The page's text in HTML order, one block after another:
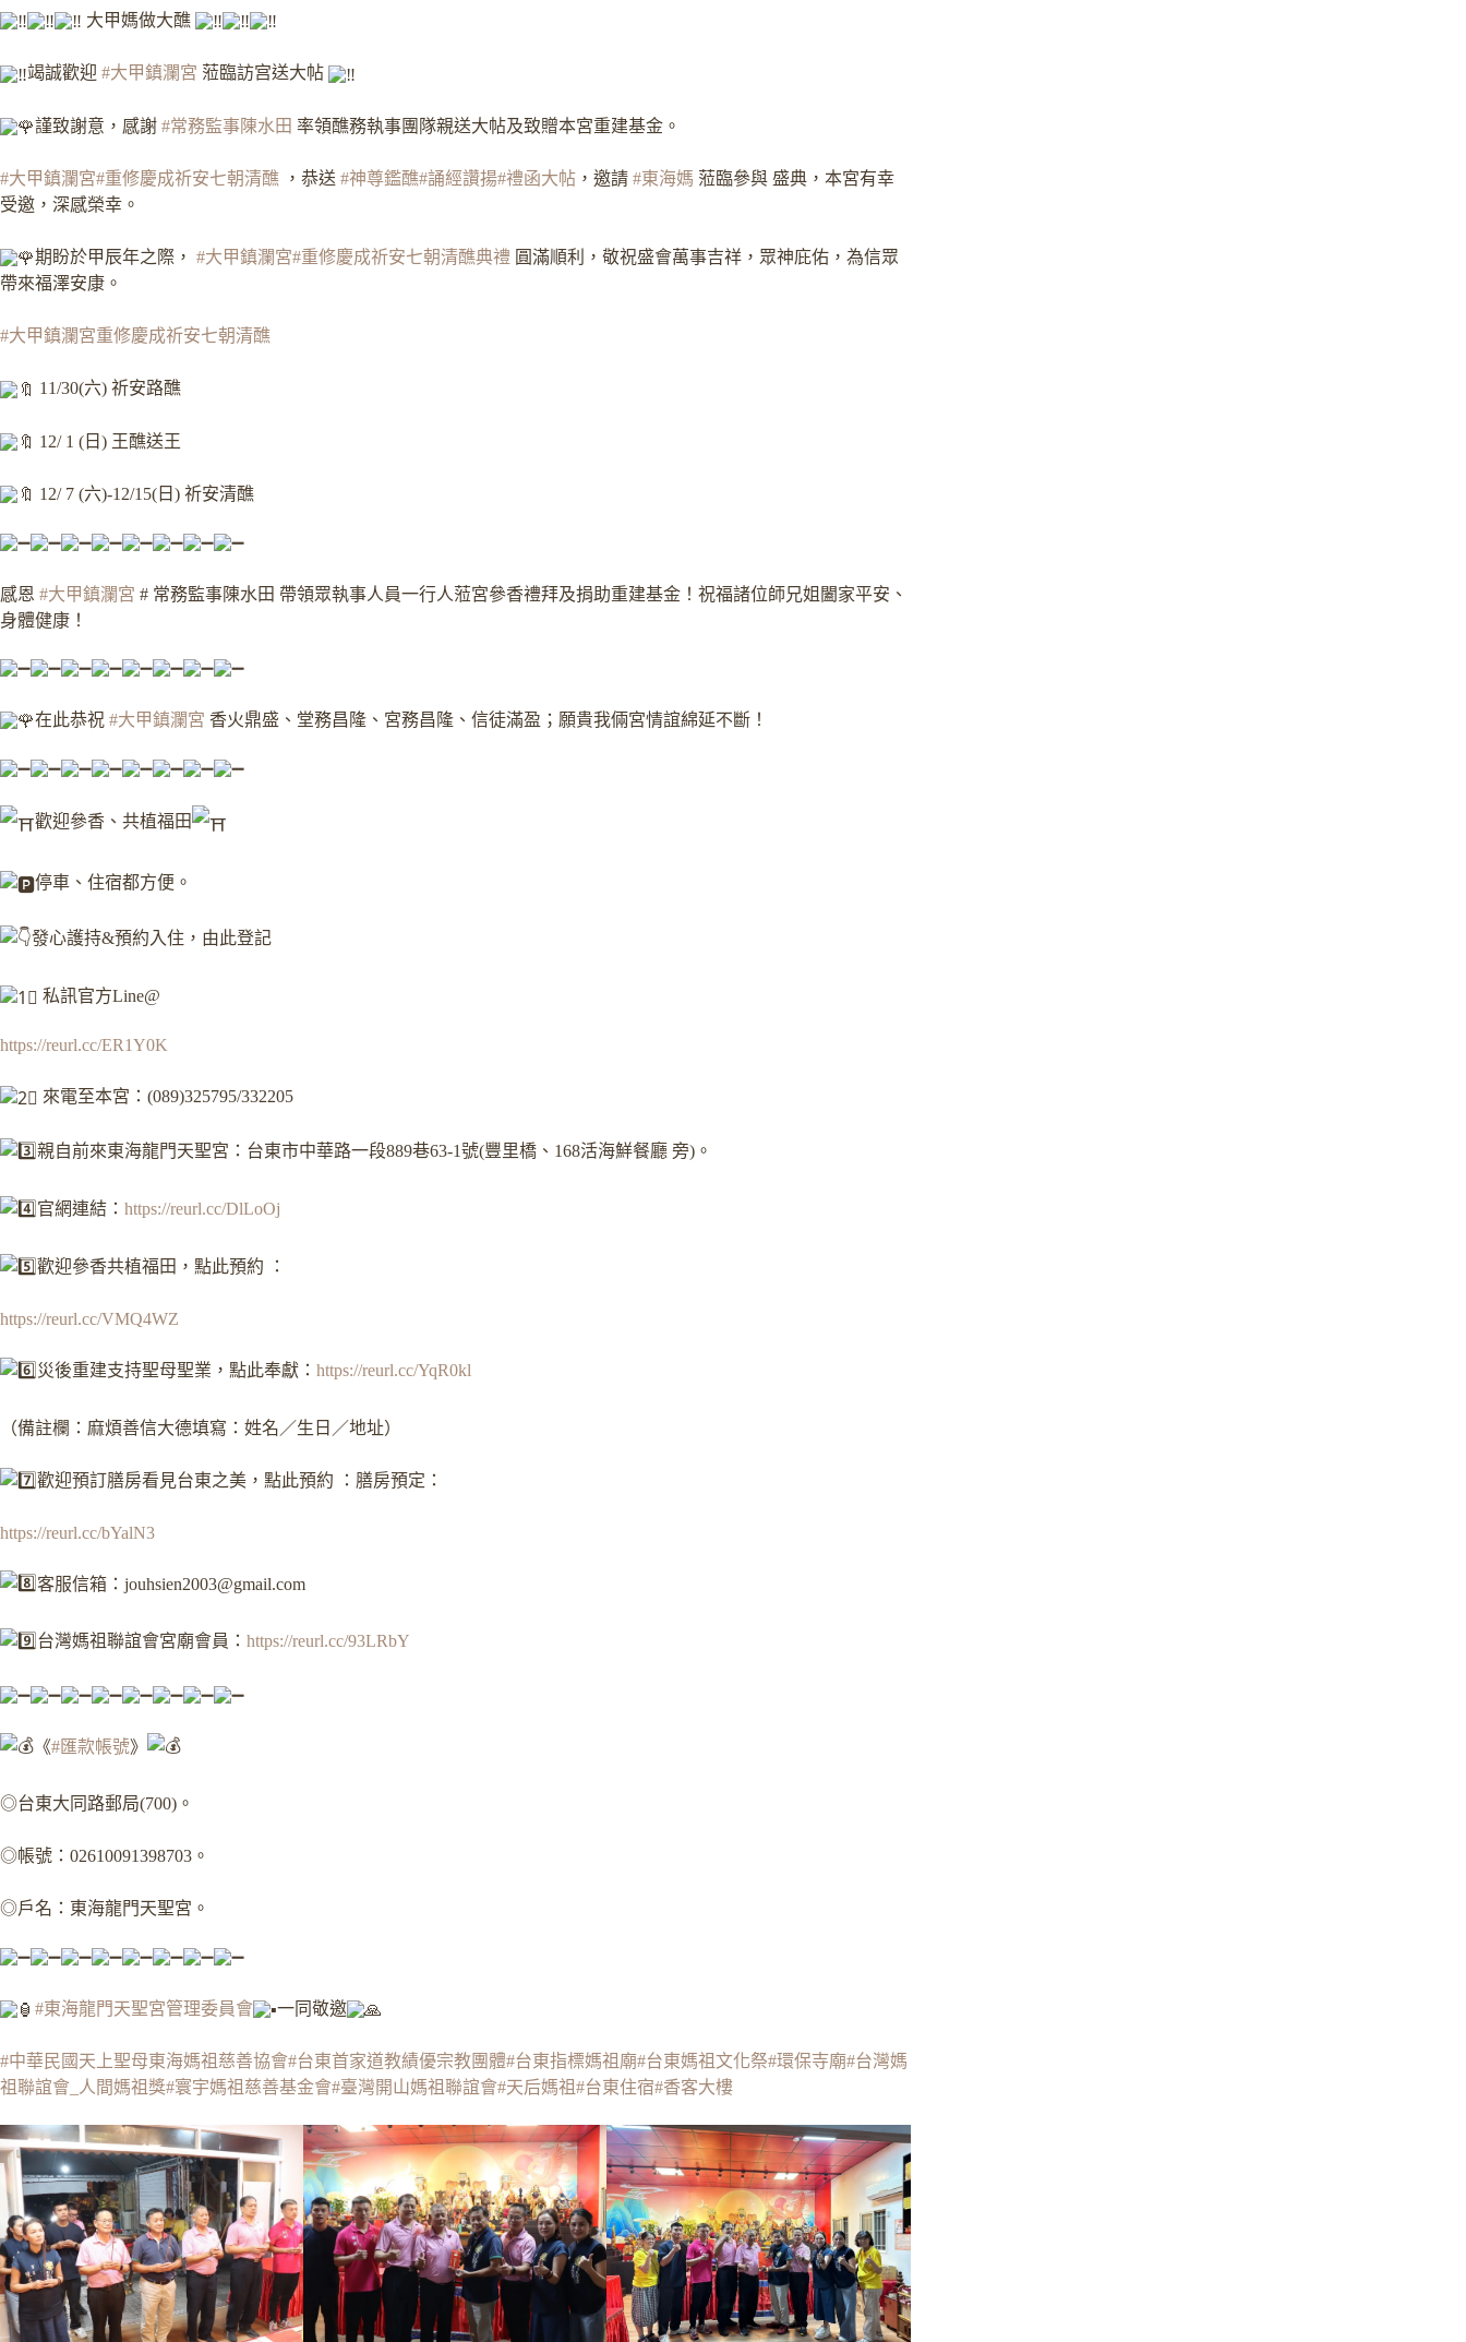
大甲媽做大醮
竭誠歡迎 #大甲鎮瀾宮 蒞臨訪宫送大帖
謹致謝意，感謝 #常務監事陳水田 率領醮務執事團隊親送大帖及致贈本宮重建基金。
#大甲鎮瀾宮#重修慶成祈安七朝清醮 ，恭送 #神尊鑑醮#誦經讚揚#禮函大帖 ，邀請 #東海媽 蒞臨參與 盛典，本宮有幸
受邀，深感榮幸。
期盼於甲辰年之際， #大甲鎮瀾宮#重修慶成祈安七朝清醮典禮 圓滿順利，敬祝盛會萬事吉祥，眾神庇佑，為信眾
帶來福澤安康。
#大甲鎮瀾宮重修慶成祈安七朝清醮
11/30(六) 祈安路醮
12/ 1 (日) 王醮送王
12/ 7 (六)-12/15(日) 祈安清醮
感恩 #大甲鎮瀾宮 # 常務監事陳水田 帶領眾執事人員一行人蒞宮參香禮拜及捐助重建基金！祝福諸位師兄姐闔家平安、
身體健康！
在此恭祝 #大甲鎮瀾宮 香火鼎盛、堂務昌隆、宮務昌隆、信徒滿盈；願貴我倆宮情誼綿延不斷！
歡迎參香、共植福田
停車、住宿都方便。
發心護持&預約入住，由此登記
私訊官方Line@
https://reurl.cc/ER1Y0K
來電至本宮：(089)325795/332205
親自前來東海龍門天聖宮：台東市中華路一段889巷63-1號(豐里橋、168活海鮮餐廳 旁)。
官網連結： https://reurl.cc/DlLoOj
歡迎參香共植福田，點此預約 ：
https://reurl.cc/VMQ4WZ
災後重建支持聖母聖業，點此奉獻： https://reurl.cc/YqR0kl
（備註欄：麻煩善信大德填寫：姓名／生日／地址）
歡迎預訂膳房看見台東之美，點此預約 ：膳房預定：
https://reurl.cc/bYalN3
客服信箱： jouhsien2003@gmail.com
台灣媽祖聯誼會宮廟會員： https://reurl.cc/93LRbY
《#匯款帳號》
◎台東大同路郵局(700)。
◎帳號：02610091398703。
◎戶名：東海龍門天聖宮。
#東海龍門天聖宮管理委員會 一同敬邀
#中華民國天上聖母東海媽祖慈善協會#台東首家道教績優宗教團體#台東指標媽祖廟#台東媽祖文化祭#環保寺廟#台灣媽
祖聯誼會_人間媽祖獎#寰宇媽祖慈善基金會#臺灣開山媽祖聯誼會#天后媽祖#台東住宿#香客大樓